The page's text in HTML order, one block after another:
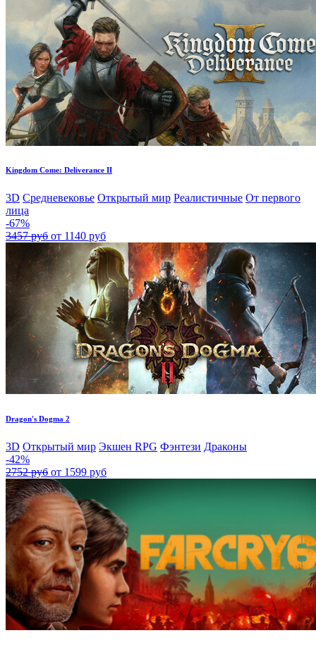
Kingdom Come: Deliverance II
3D Средневековье Открытый мир Реалистичные От первого
лица
-67%
3457 руб от 1140 руб
Dragon's Dogma 2
3D Открытый мир Экшен RPG Фэнтези Драконы
-42%
2752 руб от 1599 руб